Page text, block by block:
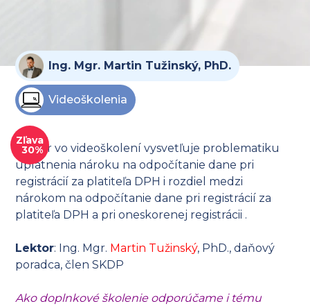
Ing. Mgr. Martin Tužinský, PhD.
Videoškolenia
Zľava
30%
Lektor vo videoškolení vysvetľuje problematiku
uplatnenia nároku na odpočítanie dane pri
registrácií za platiteľa DPH i rozdiel medzi
nárokom na odpočítanie dane pri registrácií za
platiteľa DPH a pri oneskorenej registrácii .
Lektor: Ing. Mgr. Martin Tužinský, PhD., daňový
poradca, člen SKDP
Ako doplnkové školenie odporúčame i tému